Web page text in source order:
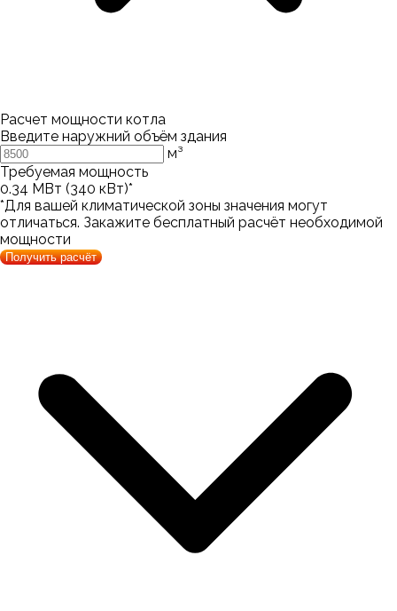
Расчет мощности котла
Введите наружний объём здания
м³
Требуемая мощность
0.34 МВт (340 кВт)*
*Для вашей климатической зоны значения могут
отличаться. Закажите бесплатный расчёт необходимой
мощности
Получить расчёт